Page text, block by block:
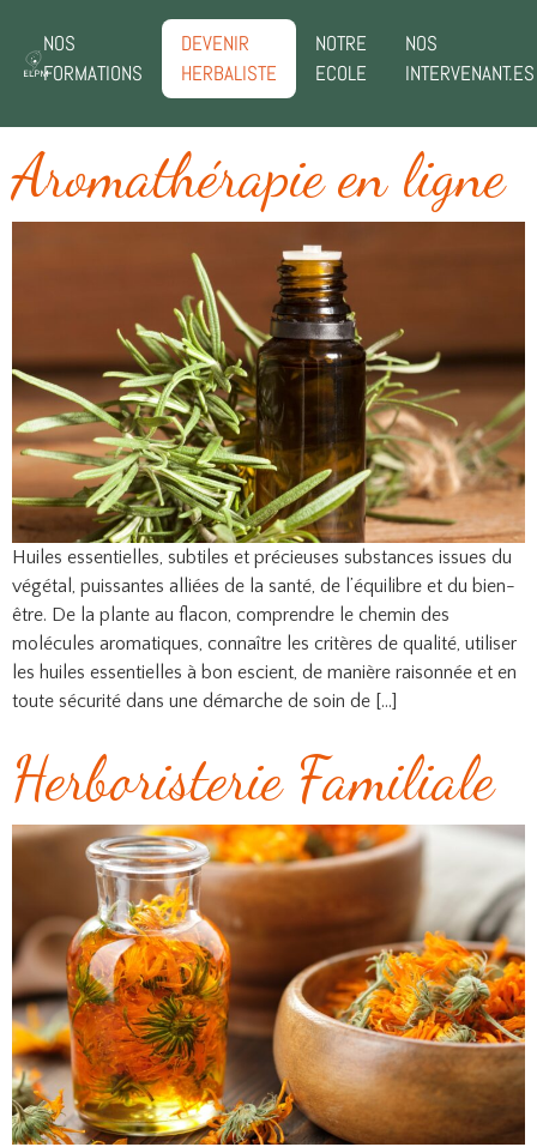
NOS
FORMATIONS
DEVENIR
HERBALISTE
NOTRE
ECOLE
NOS
INTERVENANT.ES
Aromathérapie en ligne
Huiles essentielles, subtiles et précieuses substances issues du
végétal, puissantes alliées de la santé, de l’équilibre et du bien-
être. De la plante au flacon, comprendre le chemin des
molécules aromatiques, connaître les critères de qualité, utiliser
les huiles essentielles à bon escient, de manière raisonnée et en
toute sécurité dans une démarche de soin de […]
Herboristerie Familiale